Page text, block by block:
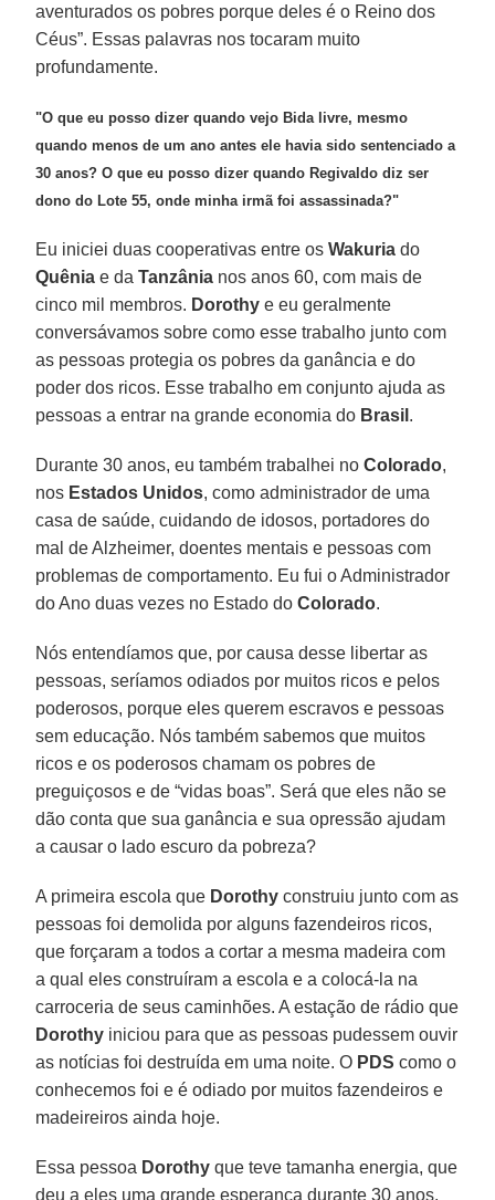
aventurados os pobres porque deles é o Reino dos
Céus”. Essas palavras nos tocaram muito
profundamente.
"O que eu posso dizer quando vejo Bida livre, mesmo
quando menos de um ano antes ele havia sido sentenciado a
30 anos? O que eu posso dizer quando Regivaldo diz ser
dono do Lote 55, onde minha irmã foi assassinada?"
Eu iniciei duas cooperativas entre osWakuria do
Quênia e daTanzânia nos anos 60, com mais de
cinco mil membros. Dorothy e eu geralmente
conversávamos sobre como esse trabalho junto com
as pessoas protegia os pobres da ganância e do
poder dos ricos. Esse trabalho em conjunto ajuda as
pessoas a entrar na grande economia do Brasil .
Durante 30 anos, eu também trabalhei noColorado,
nos Estados Unidos, como administrador de uma
casa de saúde, cuidando de idosos, portadores do
mal de Alzheimer, doentes mentais e pessoas com
problemas de comportamento. Eu fui o Administrador
do Ano duas vezes no Estado doColorado.
Nós entendíamos que, por causa desse libertar as
pessoas, seríamos odiados por muitos ricos e pelos
poderosos, porque eles querem escravos e pessoas
sem educação. Nós também sabemos que muitos
ricos e os poderosos chamam os pobres de
preguiçosos e de “vidas boas”. Será que eles não se
dão conta que sua ganância e sua opressão ajudam
a causar o lado escuro da pobreza?
A primeira escola que Dorothy construiu junto com as
pessoas foi demolida por alguns fazendeiros ricos,
que forçaram a todos a cortar a mesma madeira com
a qual eles construíram a escola e a colocá-la na
carroceria de seus caminhões. A estação de rádio que
Dorothy iniciou para que as pessoas pudessem ouvir
as notícias foi destruída em uma noite. O PDS como o
conhecemos foi e é odiado por muitos fazendeiros e
madeireiros ainda hoje.
Essa pessoa Dorothy que teve tamanha energia, que
deu a eles uma grande esperança durante 30 anos,